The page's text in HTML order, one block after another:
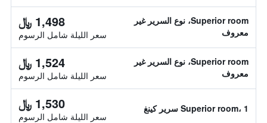
Superior room، نوع السرير غير
معروف
1,498 ﷼
سعر الليلة شامل الرسوم
Superior room، نوع السرير غير
معروف
1,524 ﷼
سعر الليلة شامل الرسوم
Superior room، 1 سرير كينغ 1,530 ﷼
سعر الليلة شامل الرسوم